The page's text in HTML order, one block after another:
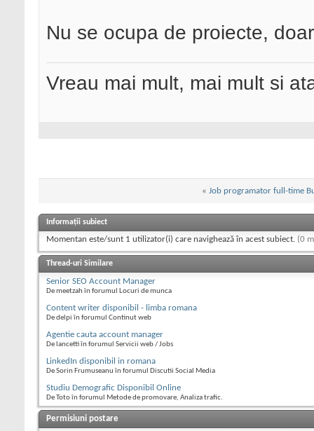
Nu se ocupa de proiecte,
Vreau mai mult, mai mult si
« Job programator full-time
Informații subiect
Momentan este/sunt 1 utilizator(i) care navighează în acest subiect. (0
Thread-uri Similare
Senior SEO Account Manager
De meetzah în forumul Locuri de munca
Content writer disponibil - limba romana
De delpi în forumul Continut web
Agentie cauta account manager
De lancetti în forumul Servicii web / Jobs
LinkedIn disponibil in romana
De Sorin Frumuseanu în forumul Discutii Social Media
Studiu Demografic Disponibil Online
De Toto în forumul Metode de promovare, Analiza trafic.
Permisiuni postare